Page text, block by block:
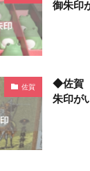
御朱印
佐賀
◆佐賀
朱印が